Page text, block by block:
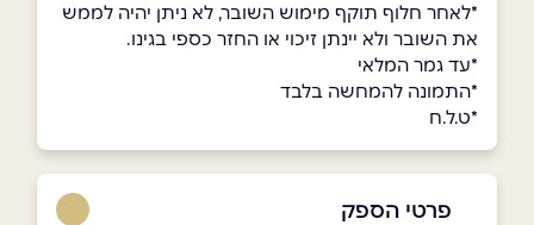
*לאחר חלוף תוקף מימוש השובר, לא ניתן יהיה לממש
את השובר ולא יינתן זיכוי או החזר כספי בגינו.
*עד גמר המלאי
*התמונה להמחשה בלבד
*ט.ל.ח
פרטי הספק